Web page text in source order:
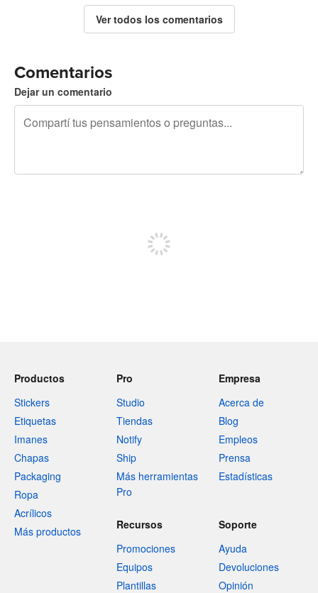
Ver todos los comentarios
Comentarios
Dejar un comentario
Productos
Stickers
Etiquetas
Imanes
Chapas
Packaging
Ropa
Acrílicos
Más productos
Pro
Studio
Tiendas
Notify
Ship
Más herramientas
Pro
Empresa
Acerca de
Blog
Empleos
Prensa
Estadísticas
Recursos
Promociones
Equipos
Plantillas
Soporte
Ayuda
Devoluciones
Opinión